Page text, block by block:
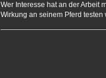
Wer Interesse hat an der Arbeit
Wirkung an seinem Pferd